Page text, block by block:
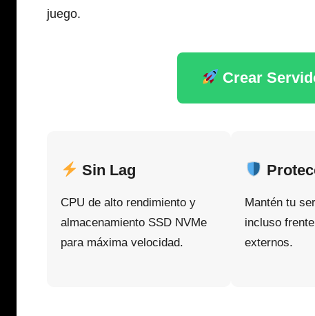
juego.
Crear
Sin Lag
CPU de alto rendimiento y
almacenamiento SSD NVMe
para máxima velocidad.
Mantén tu
incluso
externos.